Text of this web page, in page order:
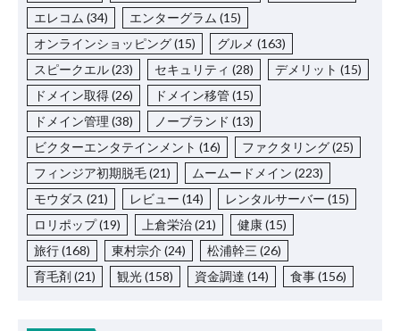
エレコム (34) エンターグラム (15)
オンラインショッピング(15) グルメ (163)
スピークエル(23) セキュリティ (28) デメリット (15)
ドメイン取得(26) ドメイン移管 (15)
ドメイン管理 (38) ノーブランド (13)
ビクターエンタテインメント (16) ファクタリング(25)
フィンジア初期脱毛(21) ムームードメイン (223)
モウダス (21) レビュー (14) レンタルサーバー (15)
ロリポップ(19) 上倉栄治(21) 健康(15)
旅行(168) 東村宗介 (24) 松浦幹三 (26)
育毛剤(21) 観光(158) 資金調達 (14) 食事(156)